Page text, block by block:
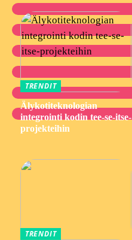
TRENDIT
Älykotiteknologian
integrointi kodin tee-se-itse-
projekteihin
TRENDIT